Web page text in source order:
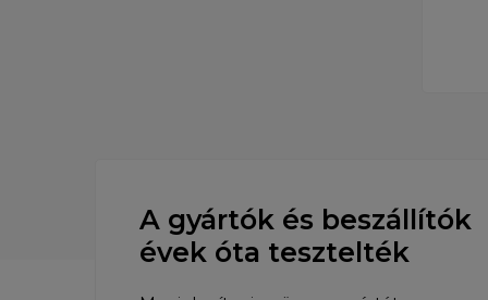
A gyártók és beszállítók
évek óta tesztelték